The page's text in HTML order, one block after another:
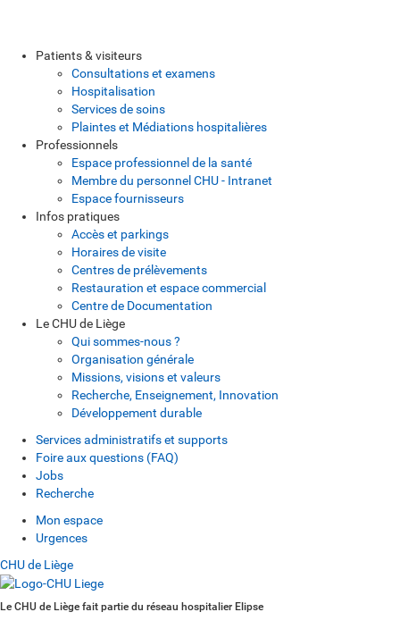
Patients & visiteurs
Consultations et examens
Hospitalisation
Services de soins
Plaintes et Médiations hospitalières
Professionnels
Espace professionnel de la santé
Membre du personnel CHU - Intranet
Espace fournisseurs
Infos pratiques
Accès et parkings
Horaires de visite
Centres de prélèvements
Restauration et espace commercial
Centre de Documentation
Le CHU de Liège
Qui sommes-nous ?
Organisation générale
Missions, visions et valeurs
Recherche, Enseignement, Innovation
Développement durable
Services administratifs et supports
Foire aux questions (FAQ)
Jobs
Recherche
Mon espace
Urgences
CHU de Liège
Le CHU de Liège fait partie du réseau hospitalier Elipse